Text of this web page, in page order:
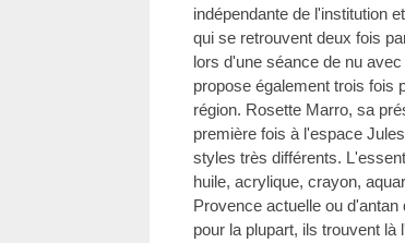
indépendante de l'institution
qui se retrouvent deux fois
lors d'une séance de nu
propose également trois fois
région. Rosette Marro, sa
première fois à l'espace
styles très différents.
huile, acrylique, crayon,
Provence actuelle ou
pour la plupart, ils trouvent